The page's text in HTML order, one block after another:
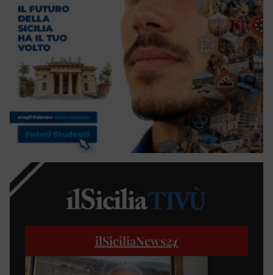
ilSiciliaNews24